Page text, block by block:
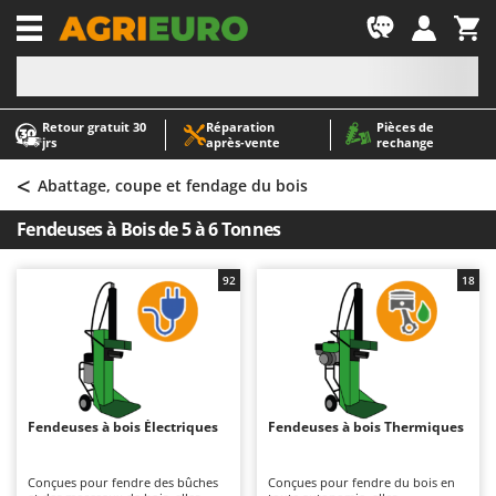
Retour gratuit 30
jrs
Réparation
après‑vente
Pièces de
rechange
-1
A
Abris de jardin
Accessoires pour tracteurs tondeuses autoportés
Aérateurs Scarificateurs pour gazon
Arracheuses de pommes de terre pour tracteur
Aspirateurs - Balais Électriques
Aspirateurs à cendres
Aspirateurs à feuilles sur roues
Aspirateurs de piscine
Aspirateurs Multifonctions
Atomiseurs pour traitements
A
AgriEuro Premium
AgriEuro TOP-LINE
AGT
Aima
Airmec
AL-KO
ALA 2000
Alce
Ama
< Abattage, coupe et fendage du bois
Fendeuses à Bois de 5 à 6 Tonnes
Fendeuses à bois Électriques
Conçues pour fendre des bûches
92
Fendeuses à bois Thermiques
Conçues pour fendre du bois en
18